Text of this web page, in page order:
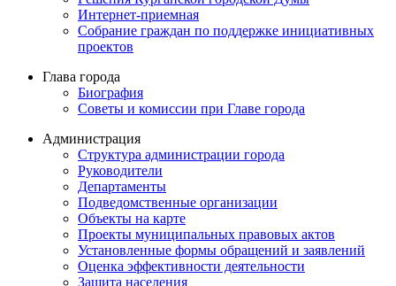
Интернет-приемная
Собрание граждан по поддержке инициативных
проектов
Глава города
Биография
Советы и комиссии при Главе города
Администрация
Структура администрации города
Руководители
Департаменты
Подведомственные организации
Объекты на карте
Проекты муниципальных правовых актов
Установленные формы обращений и заявлений
Оценка эффективности деятельности
Защита населения